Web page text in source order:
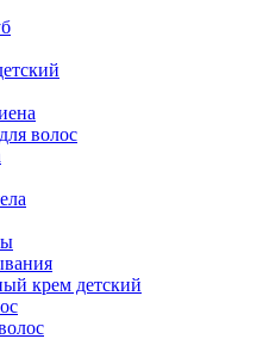
волос
крем детский